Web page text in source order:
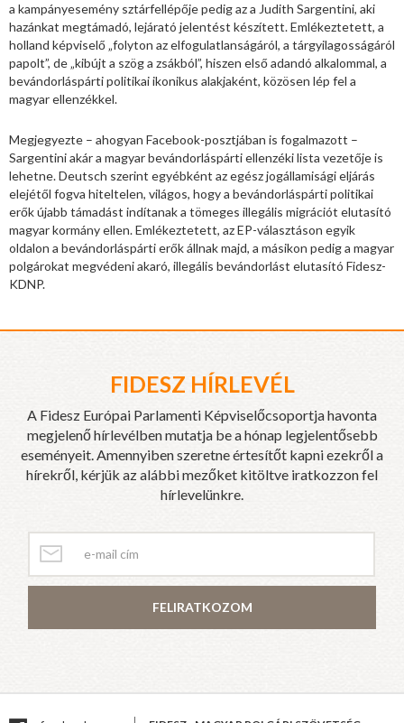
a kampányesemény sztárfellépője pedig az a Judith Sargentini, aki
hazánkat megtámadó, lejárató jelentést készített. Emlékeztetett, a
holland képviselő „folyton az elfogulatlanságáról, a tárgyilagosságáról
papolt”, de „kibújt a szög a zsákból”, hiszen első adandó alkalommal, a
bevándorláspárti politikai ikonikus alakjaként, közösen lép fel a
magyar ellenzékkel.
Megjegyezte – ahogyan Facebook-posztjában is fogalmazott –
Sargentini akár a magyar bevándorláspárti ellenzéki lista vezetője is
lehetne. Deutsch szerint egyébként az egész jogállamisági eljárás
elejétől fogva hiteltelen, világos, hogy a bevándorláspárti politikai
erők újabb támadást indítanak a tömeges illegális migrációt elutasító
magyar kormány ellen. Emlékeztetett, az EP-választáson egyik
oldalon a bevándorláspárti erők állnak majd, a másikon pedig a magyar
polgárokat megvédeni akaró, illegális bevándorlást elutasító Fidesz-
KDNP.
FIDESZ HÍRLEVÉL
A Fidesz Európai Parlamenti Képviselőcsoportja havonta
megjelenő hírlevélben mutatja be a hónap legjelentősebb
eseményeit. Amennyiben szeretne értesítőt kapni ezekről a
hírekről, kérjük az alábbi mezőket kitöltve iratkozzon fel
hírlevelünkre.
FELIRATKOZOM